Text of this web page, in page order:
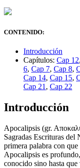
CONTENIDO:
Introducción
Capítulos: Cap 12,
6, Cap 7, Cap 8,
Cap 14, Cap 15,
Cap 21 , Cap 22
Introducción
Apocalipsis (gr.
Sagradas Escrituras del
primera palabra con
Apocalipsis es
conocido sino hasta